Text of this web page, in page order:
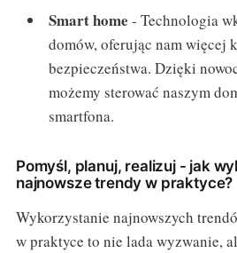
Smart home - Technologia
domów, oferując nam więcej
bezpieczeństwa. Dzięki
możemy sterować naszym
smartfona.
Pomyśl, planuj, realizuj - jak
najnowsze trendy w praktyce?
Wykorzystanie najnowszych
w praktyce to nie lada wyzwanie,